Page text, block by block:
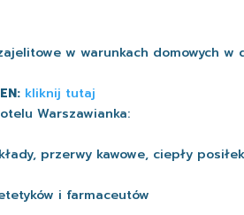
w warunkach domowych w
kliknij tutaj
Warszawianka:
przerwy kawowe, ciepły
i farmaceutów